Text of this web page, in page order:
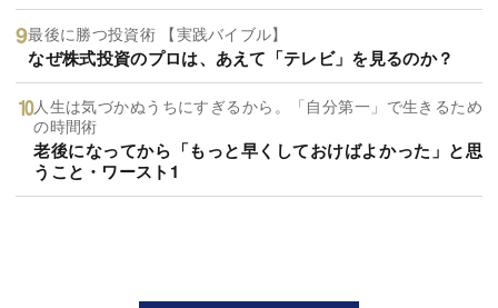
最後に勝つ投資術 【実践バイブル】
なぜ株式投資のプロは、あえて「テレビ」を見るのか？
人生は気づかぬうちにすぎるから。「自分第一」で生きるため
の時間術
老後になってから「もっと早くしておけばよかった」と思
うこと・ワースト1